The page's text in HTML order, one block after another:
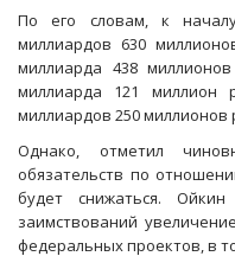
По его словам, к
миллиардов 630
миллиарда 438
миллиарда 121 миллион
миллиардов 250 миллионов
Однако, отметил
обязательств по
будет снижаться.
заимствований
федеральных проектов, в